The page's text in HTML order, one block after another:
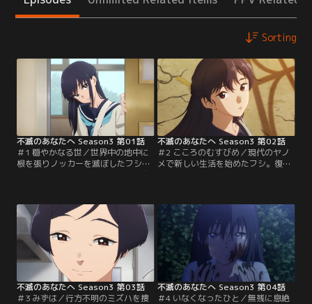
Sorting
不滅のあなたへ Season3 第01話
＃1 穏やかなる世／世界中の地中に
根を張りノッカーを滅ぼしたフシ。
長い眠りから目を覚ますとそこは自
学生のユーキと出会い、仮の住まい
を得る。同じ街に暮らす少女ミズハ
は学業・スポーツ優秀である一方、
母親との関係に悩んでいた。フシと
ミズハ、2人が出会う時、新たな物
語が動き始める。
不滅のあなたへ Season3 第02話
＃2 こころのむすびめ／現代のヤノ
メで新しい生活を始めたフシ。復活
うことに。その頃、ミズハが忽然と
姿を消してしまう。同級生のハンナ
もミズハに憧れるユーキも心配でな
らない。ミズハとの会話を振り返
り、不安を募らせるハンナは……。
不滅のあなたへ Season3 第03話
＃3 みずは／行方不明のミズハを捜
不滅のあなたへ Season3 第04話
＃4 いなくなったひと／無残に息絶